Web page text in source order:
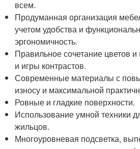
всем.
Продуманная организация
учетом удобства и
эргономичность.
Правильное сочетание цветов
и игры контрастов.
Современные материалы с
износу и максимальной
Ровные и гладкие поверхности.
Использование умной техники
жильцов.
Многоуровневая подсветка,